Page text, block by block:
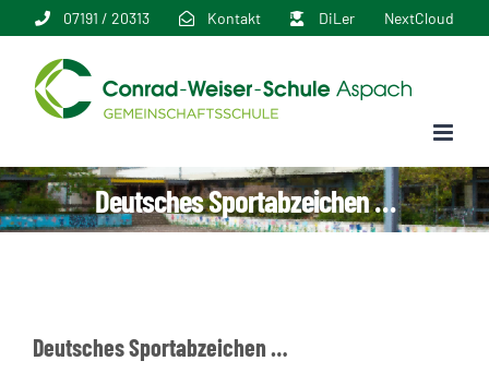
springen
07191 / 20313 Kontakt DiLer NextCloud
Deutsches Sportabzeichen …
Deutsches Sportabzeichen …